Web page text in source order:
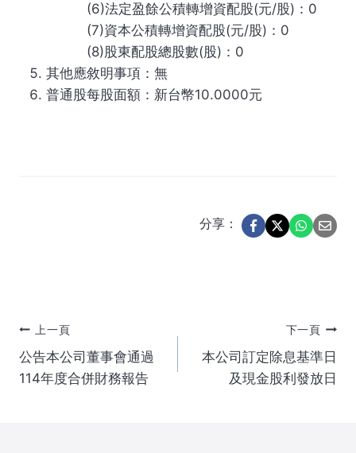
(6)法定盈餘公積轉增資配股(元/股)：0
(7)資本公積轉增資配股(元/股)：0
(8)股東配股總股數(股)：0
其他應敘明事項：無
普通股每股面額：新台幣10.0000元
分享：
文
章
上一頁
公告本公司董事會通過
114年度合併財務報告
下一頁
本公司訂定除息基準日
及現金股利發放日